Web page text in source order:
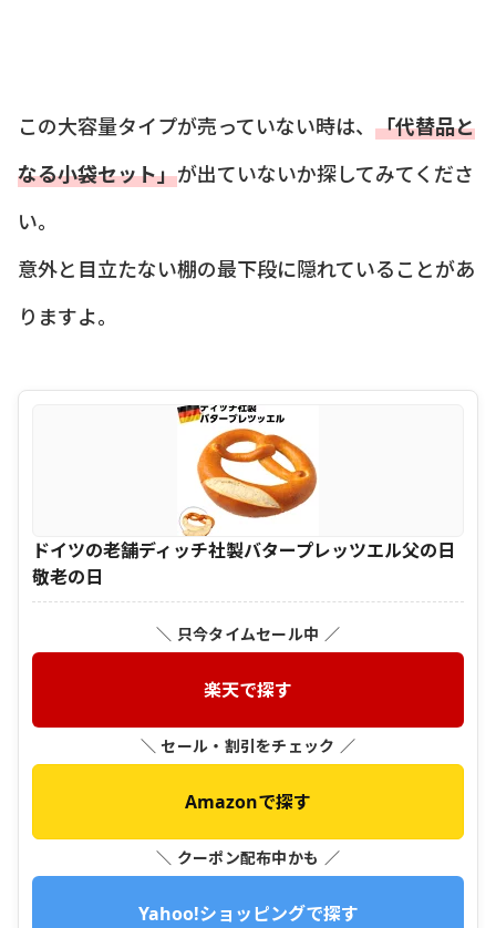
この大容量タイプが売っていない時は、 「代替品と
なる小袋セット」が出ていないか探してみてくださ
い。
意外と目立たない棚の最下段に隠れていることがあ
りますよ。
ドイツの老舗ディッチ社製バタープレッツエル父の日
敬老の日
＼ 只今タイムセール中 ／
楽天で探す
＼ セール・割引をチェック ／
Amazonで探す
＼ クーポン配布中かも ／
Yahoo!ショッピングで探す